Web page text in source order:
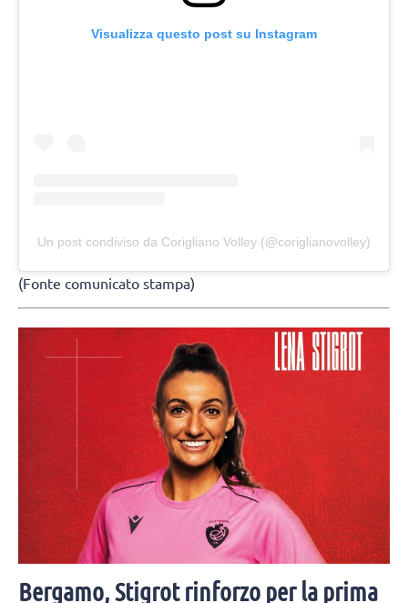
Visualizza questo post su Instagram
Un post condiviso da Corigliano Volley (@coriglianovolley)
(Fonte comunicato stampa)
Bergamo, Stigrot rinforzo per la prima